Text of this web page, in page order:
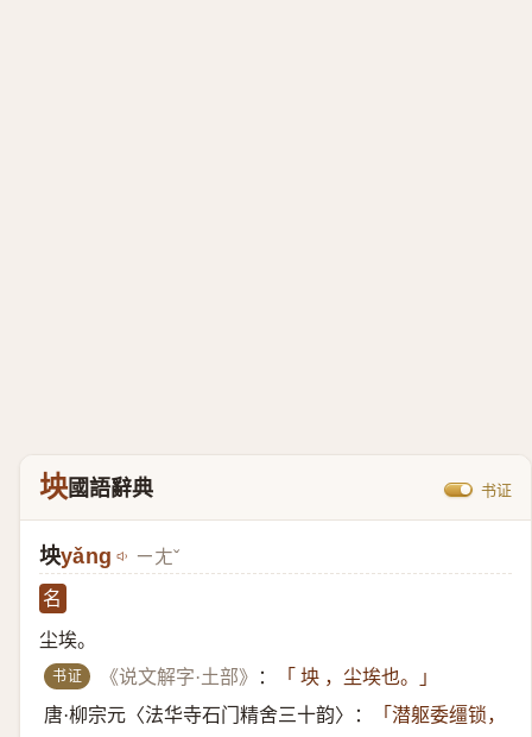
坱國語辭典 书证
坱yǎng ㄧㄤˇ
名
尘埃。
书证 《说文解字·土部》 ：
「 坱 ，尘埃也。」
唐·柳宗元〈法华寺石门精舍三十韵〉：
「潜躯委缰锁，